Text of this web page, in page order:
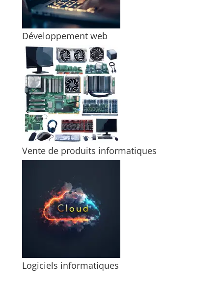
Développement web
Vente de produits informatiques
Logiciels informatiques